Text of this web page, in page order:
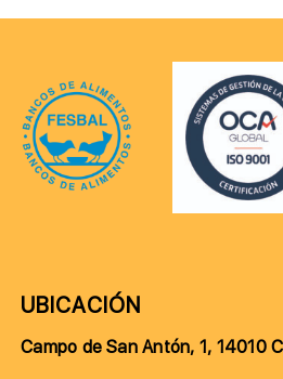
UBICACIÓN
Campo de San Antón, 1, 14010